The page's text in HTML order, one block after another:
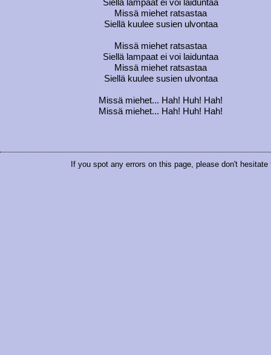
Siellä lampaat ei voi laiduntaa
Missä miehet ratsastaa
Siellä kuulee susien ulvontaa
Missä miehet ratsastaa
Siellä lampaat ei voi laiduntaa
Missä miehet ratsastaa
Siellä kuulee susien ulvontaa
Missä miehet... Hah! Huh! Hah!
Missä miehet... Hah! Huh! Hah!
If you spot any errors on this page, please don't